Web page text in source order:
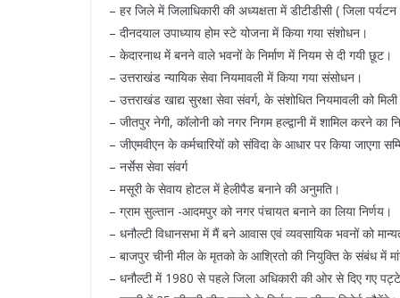
– हर जिले में जिलाधिकारी की अध्यक्षता में डीटीडीसी ( जिला
– दीनदयाल उपाध्याय होम स्टे योजना में किया गया संशोधन।
– केदारनाथ में बनने वाले भवनों के निर्माण में नियम से दी गयी छूट।
– उत्तराखंड न्यायिक सेवा नियमावली में किया गया संसोधन।
– उत्तराखंड खाद्य सुरक्षा सेवा संवर्ग, के संशोधित नियमावली को
– जीतपुर नेगी, कॉलोनी को नगर निगम हल्द्वानी में शामिल करने का
– जीएमवीएन के कर्मचारियों को संविदा के आधार पर किया जाएगा
– नर्सेस सेवा संवर्ग
– मसूरी के सेवाय होटल में हेलीपैड बनाने की अनुमति।
– ग्राम सुल्तान -आदमपुर को नगर पंचायत बनाने का लिया निर्णय।
– धनौल्टी विधानसभा में मैं बने आवास एवं व्यवसायिक भवनों को
– बाजपुर चीनी मील के मृतको के आश्रितो की नियुक्ति के संबंध में
– धनौल्टी में 1980 से पहले जिला अधिकारी की ओर से दिए गए